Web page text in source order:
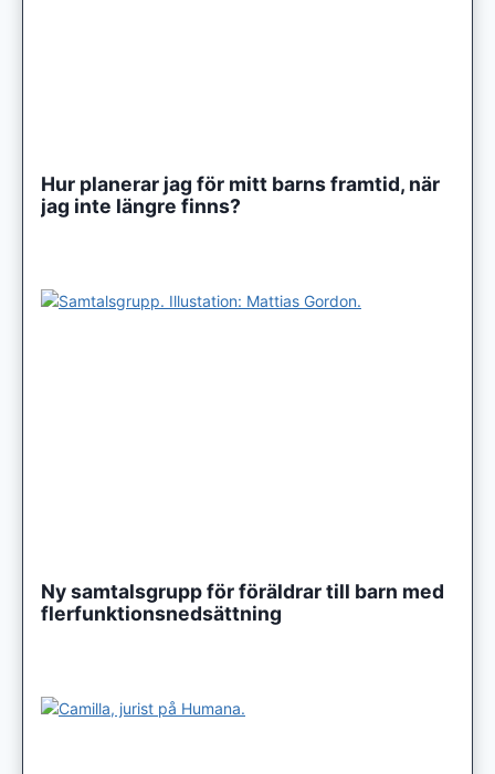
Hur planerar jag för mitt barns framtid, när
jag inte längre finns?
Ny samtalsgrupp för föräldrar till barn med
flerfunktionsnedsättning